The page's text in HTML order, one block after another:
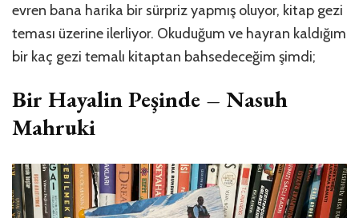
evren bana harika bir sürpriz yapmış oluyor, kitap gezi
teması üzerine ilerliyor. Okuduğum ve hayran kaldığım
bir kaç gezi temalı kitaptan bahsedeceğim şimdi;
Bir Hayalin Peşinde – Nasuh
Mahruki